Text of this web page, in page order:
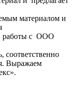
материалом и
работы с ООО
Выражаем